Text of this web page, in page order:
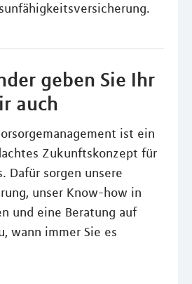
geben Sie Ihr
auch
ist ein
Zukunftskonzept für
Dafür sorgen unsere
unser Know-how in
und eine Beratung auf
wann immer Sie es